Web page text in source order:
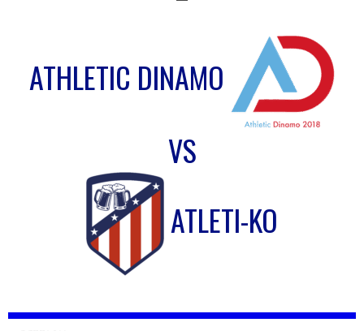
ATHLETIC DINAMO
VS
ATLETI-KO